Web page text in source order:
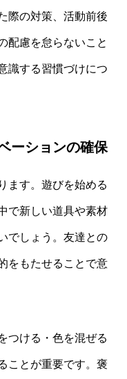
際の対策、活動前後
配慮を怠らないこと
識する習慣づけにつ
ーションの確保
ます。遊びを始める
で新しい道具や素材
でしょう。友達との
をもたせることで意
つける・色を混ぜる
ことが重要です。褒